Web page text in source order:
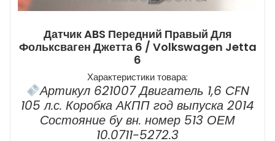
Датчик ABS Передний Правый Для
Фольксваген Джетта 6 / Volkswagen Jetta
6
Характеристики товара:
Артикул 621007 Двигатель 1,6 CFN
105 л.с. Коробка АКПП год выпуска 2014
Состояние бу вн. номер 513 ОЕМ
10.0711-5272.3